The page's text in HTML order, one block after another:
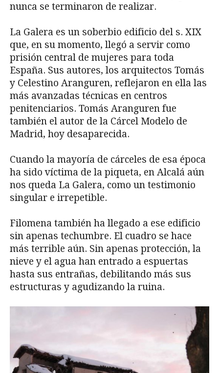
nunca se terminaron de realizar.
La Galera es un soberbio edificio del s. XIX
que, en su momento, llegó a servir como
prisión central de mujeres para toda
España. Sus autores, los arquitectos Tomás
y Celestino Aranguren, reflejaron en ella las
más avanzadas técnicas en centros
penitenciarios. Tomás Aranguren fue
también el autor de la Cárcel Modelo de
Madrid, hoy desaparecida.
Cuando la mayoría de cárceles de esa época
ha sido víctima de la piqueta, en Alcalá aún
nos queda La Galera, como un testimonio
singular e irrepetible.
Filomena también ha llegado a ese edificio
sin apenas techumbre. El cuadro se hace
más terrible aún. Sin apenas protección, la
nieve y el agua han entrado a espuertas
hasta sus entrañas, debilitando más sus
estructuras y agudizando la ruina.